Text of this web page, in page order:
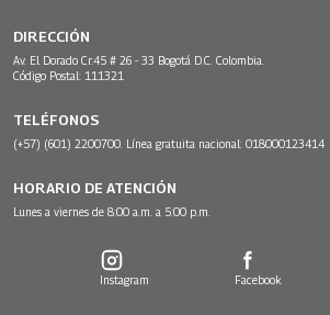
DIRECCIÓN
Av. El Dorado Cr.45 # 26 - 33 Bogotá D.C. Colombia.
Código Postal: 111321
TELÉFONOS
(+57) (601) 2200700. Línea gratuita nacional: 018000123414
HORARIO DE ATENCIÓN
Lunes a viernes de 8:00 a.m. a 5:00 p.m.
Instagram Facebook